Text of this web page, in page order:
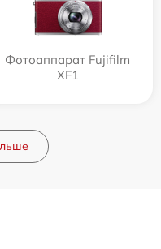
Фотоаппарат Fujifilm
XF1